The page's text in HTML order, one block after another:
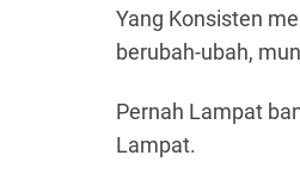
Yang Konsisten
berubah-ubah,
Pernah Lampat
Lampat.